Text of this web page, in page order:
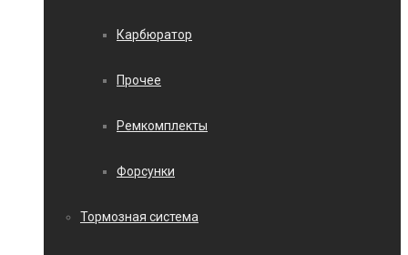
Карбюратор
Прочее
Ремкомплекты
Форсунки
Тормозная система